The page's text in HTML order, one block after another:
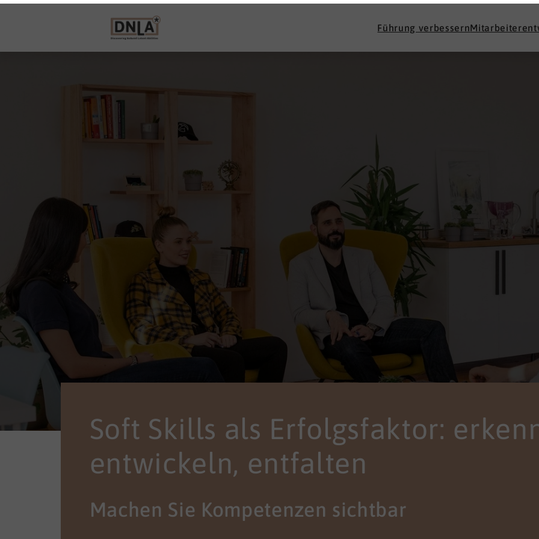
Führung verbessern
Soft Skills als Erfolgsfaktor:
entwickeln, entfalten
Machen Sie Kompetenzen sichtbar